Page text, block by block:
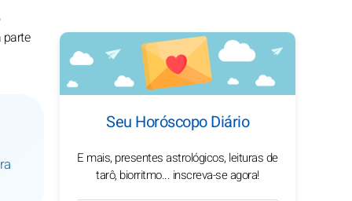
Seu Horóscopo Diário
E mais, presentes astrológicos, leituras de
tarô, biorritmo... inscreva-se agora!